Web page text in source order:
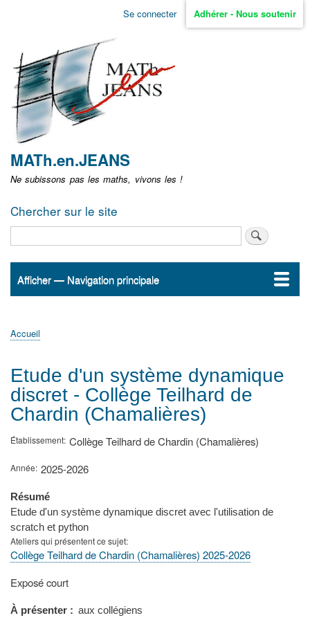
Aller
non
identifié
Se connecter Adhérer - Nous soutenir
MATh.en.JEANS
Ne subissons pas les maths, vivons les !
Chercher sur le site
Navigation
Afficher — Navigation principale
Accueil
ActualitésMATh.en.JEANS ?
Régions et Ateliers
Créer, gérer un atelier
Sujets/Publications
Congrès
d'Ariane
Accueil
Etude d'un système dynamique
discret - Collège Teilhard de
Chardin (Chamalières)
Établissement Collège Teilhard de Chardin (Chamalières)
Année 2025-2026
Résumé
Etude d'un système dynamique discret avec l'utilisation de
scratch et python
Ateliers qui présentent ce sujet
Collège Teilhard de Chardin (Chamalières) 2025-2026
Type
présentation
Exposé court
À présenter aux collégiens